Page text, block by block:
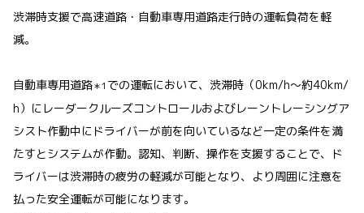
渋滞時支援で高速道路・自動車専用道路走行時の運転負荷を軽
減。
自動車専用道路＊1 での運転において、渋滞時（0km/h～約40km/
h）にレーダークルーズコントロールおよびレーントレーシングア
シスト作動中にドライバーが前を向いているなど一定の条件を満
たすとシステムが作動。認知、判断、操作を支援することで、ド
ライバーは渋滞時の疲労の軽減が可能となり、より周囲に注意を
払った安全運転が可能になります。